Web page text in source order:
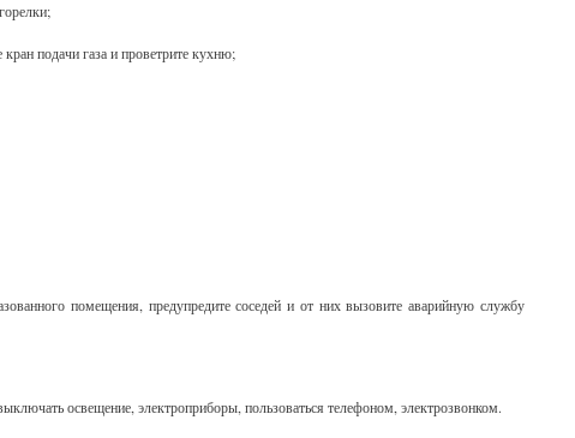
кран подачи газа и проветрите кухню;
помещения, предупредите соседей и от них вызовите аварийную службу
освещение, электроприборы, пользоваться телефоном, электрозвонком.